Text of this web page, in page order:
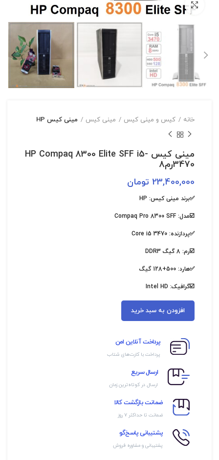
بزرگنمایی تصویر
خانه کیس و مینی کیس مینی کیس مینی کیس HP
مینی کیس HP Compaq 8300 Elite SFF i5-
3470رم8
23,400,000 تومان
✅برند مینی کیس: HP
☑️مدل: Compaq Pro 8300 SFF
✅پردازنده: Core i5 3470
☑️رم: 8 گیگ DDR3
✅هارد: 500+128 گیگ
☑️گرافیک: Intel HD
افزودن به سبد خرید
پرداخت آنلاین امن
پرداخت با کارت‌های شتاب
ارسال سریع
ارسال در کوتاه‌ترین زمان
ضمانت بازگشت کالا
ضمانت تا حداکثر ۷ روز
پشتیبانی پاسخ‌گو
پشتیبانی و مشاوره فروش